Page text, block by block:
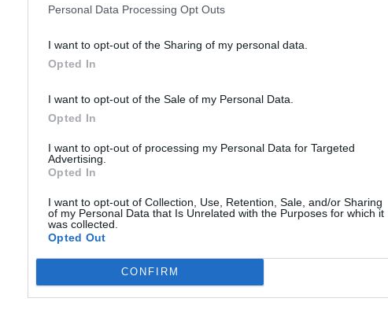
Personal Data Processing Opt Outs
I want to opt-out of the Sharing of my personal data.
Opted In
I want to opt-out of the Sale of my Personal Data.
Opted In
I want to opt-out of processing my Personal Data for Targeted
Advertising.
Opted In
I want to opt-out of Collection, Use, Retention, Sale, and/or Sharing
of my Personal Data that Is Unrelated with the Purposes for which it
was collected.
Opted Out
CONFIRM